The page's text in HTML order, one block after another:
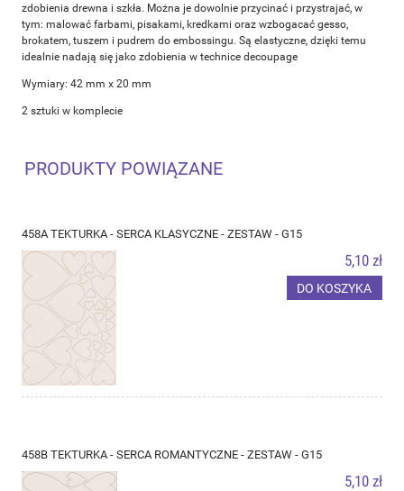
zdobienia drewna i szkła. Można je dowolnie przycinać i przystrajać, w
tym: malować farbami, pisakami, kredkami oraz wzbogacać gesso,
brokatem, tuszem i pudrem do embossingu. Są elastyczne, dzięki temu
idealnie nadają się jako zdobienia w technice decoupage
Wymiary: 42 mm x 20 mm
2 sztuki w komplecie
PRODUKTY POWIĄZANE
458A TEKTURKA - SERCA KLASYCZNE - ZESTAW - G15
5,10 zł
DO KOSZYKA
458B TEKTURKA - SERCA ROMANTYCZNE - ZESTAW - G15
5,10 zł